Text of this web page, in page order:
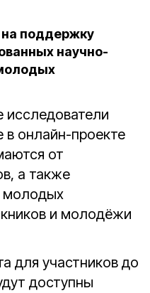
поддержку
научно-
в онлайн-проекте
от
а также
молодых
и молодёжи
для участников до
доступны